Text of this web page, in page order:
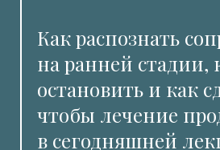
Как распознать
на ранней стадии,
остановить и как
чтобы лечение
в сегодняшней